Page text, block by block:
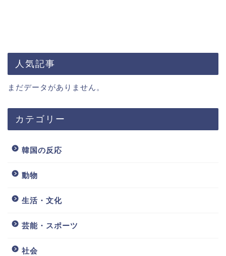
人気記事
まだデータがありません。
カテゴリー
韓国の反応
動物
生活・文化
芸能・スポーツ
社会